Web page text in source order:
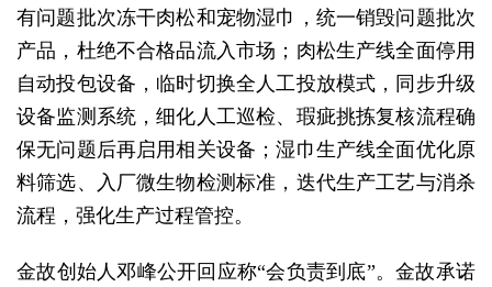
有问题批次冻干肉松和宠物湿巾，统一销毁问题批次
产品，杜绝不合格品流入市场；肉松生产线全面停用
自动投包设备，临时切换全人工投放模式，同步升级
设备监测系统，细化人工巡检、瑕疵挑拣复核流程确
保无问题后再启用相关设备；湿巾生产线全面优化原
料筛选、入厂微生物检测标准，迭代生产工艺与消杀
流程，强化生产过程管控。
金故创始人邓峰公开回应称“会负责到底”。金故承诺